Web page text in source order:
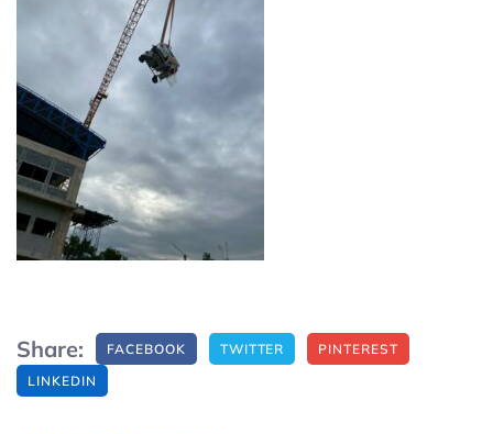
Share: FACEBOOK TWITTER
PINTEREST
LINKEDIN